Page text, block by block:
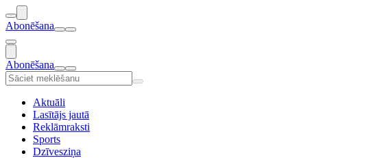
Abonēšana
Abonēšana
Aktuāli
Lasītājs jautā
Reklāmraksti
Sports
Dzīvesziņa